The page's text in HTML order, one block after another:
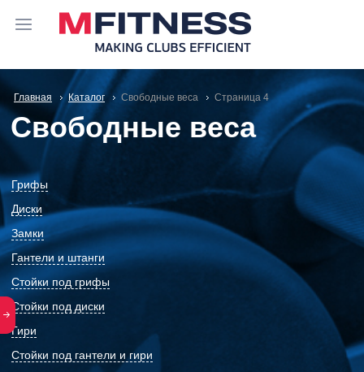
Главная Каталог Свободные веса Cтраница 4
Свободные веса
Грифы
Диски
Замки
Гантели и штанги
Стойки под грифы
Стойки под диски
Гири
Стойки под гантели и гири